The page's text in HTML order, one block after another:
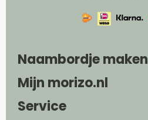
Naambordje maken
Mijn morizo.nl
Service